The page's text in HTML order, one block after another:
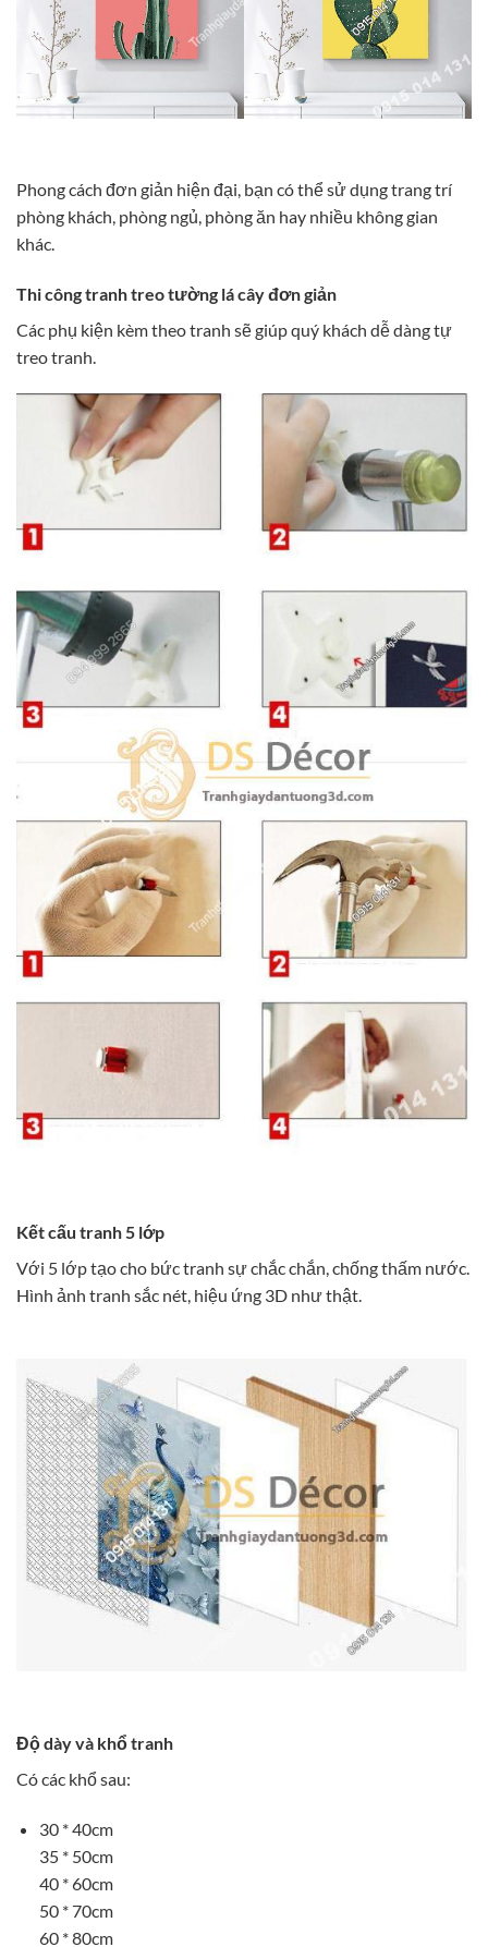
Phong cách đơn giản hiện đại, bạn có thể sử dụng trang trí
phòng khách, phòng ngủ, phòng ăn hay nhiều không gian
khác.
Thi công tranh treo tường lá cây đơn giản
Các phụ kiện kèm theo tranh sẽ giúp quý khách dễ dàng tự
treo tranh.
Kết cấu tranh 5 lớp
Với 5 lớp tạo cho bức tranh sự chắc chắn, chống thấm nước.
Hình ảnh tranh sắc nét, hiệu ứng 3D như thật.
Độ dày và khổ tranh
Có các khổ sau:
30 * 40cm
35 * 50cm
40 * 60cm
50 * 70cm
60 * 80cm